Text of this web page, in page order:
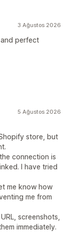
3 Ağustos 2026
perfect
5 Ağustos 2026
store, but
connection is
I have tried
me know how
me from
screenshots,
immediately.